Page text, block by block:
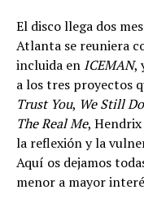
El disco llega dos
Atlanta se reuniera
incluida en ICEMAN,
a los tres proyectos
Trust You, We Still
The Real Me,
la reflexión y la
Aquí os dejamos
menor a mayor